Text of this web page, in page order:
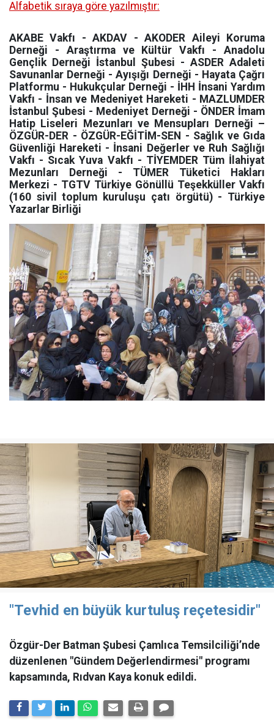
Alfabetik sıraya göre yazılmıştır:
AKABE Vakfı - AKDAV - AKODER Aileyi Koruma
Derneği - Araştırma ve Kültür Vakfı - Anadolu
Gençlik Derneği İstanbul Şubesi - ASDER Adaleti
Savunanlar Derneği - Ayışığı Derneği - Hayata Çağrı
Platformu - Hukukçular Derneği - İHH İnsani Yardım
Vakfı - İnsan ve Medeniyet Hareketi - MAZLUMDER
İstanbul Şubesi - Medeniyet Derneği - ÖNDER İmam
Hatip Liseleri Mezunları ve Mensupları Derneği –
ÖZGÜR-DER - ÖZGÜR-EĞİTİM-SEN - Sağlık ve Gıda
Güvenliği Hareketi - İnsani Değerler ve Ruh Sağlığı
Vakfı - Sıcak Yuva Vakfı - TİYEMDER Tüm İlahiyat
Mezunları Derneği - TÜMER Tüketici Hakları
Merkezi - TGTV Türkiye Gönüllü Teşekküller Vakfı
(160 sivil toplum kuruluşu çatı örgütü) - Türkiye
Yazarlar Birliği
"Tevhid en büyük kurtuluş reçetesidir"
Özgür-Der Batman Şubesi Çamlıca Temsilciliği’nde
düzenlenen "Gündem Değerlendirmesi" programı
kapsamında, Rıdvan Kaya konuk edildi.